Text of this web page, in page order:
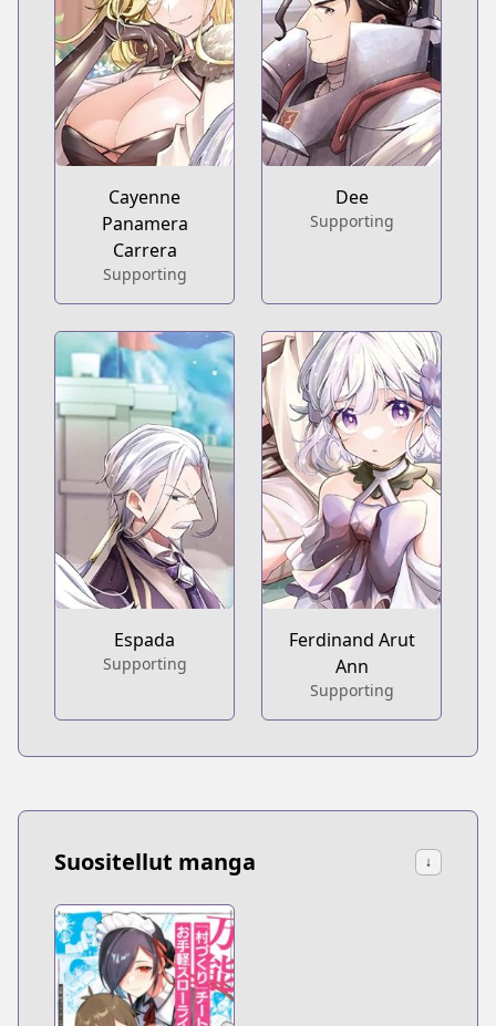
Cayenne
Panamera
Carrera
Supporting
Dee
Supporting
Espada
Supporting
Ferdinand Arut
Ann
Supporting
Suositellut manga ↓